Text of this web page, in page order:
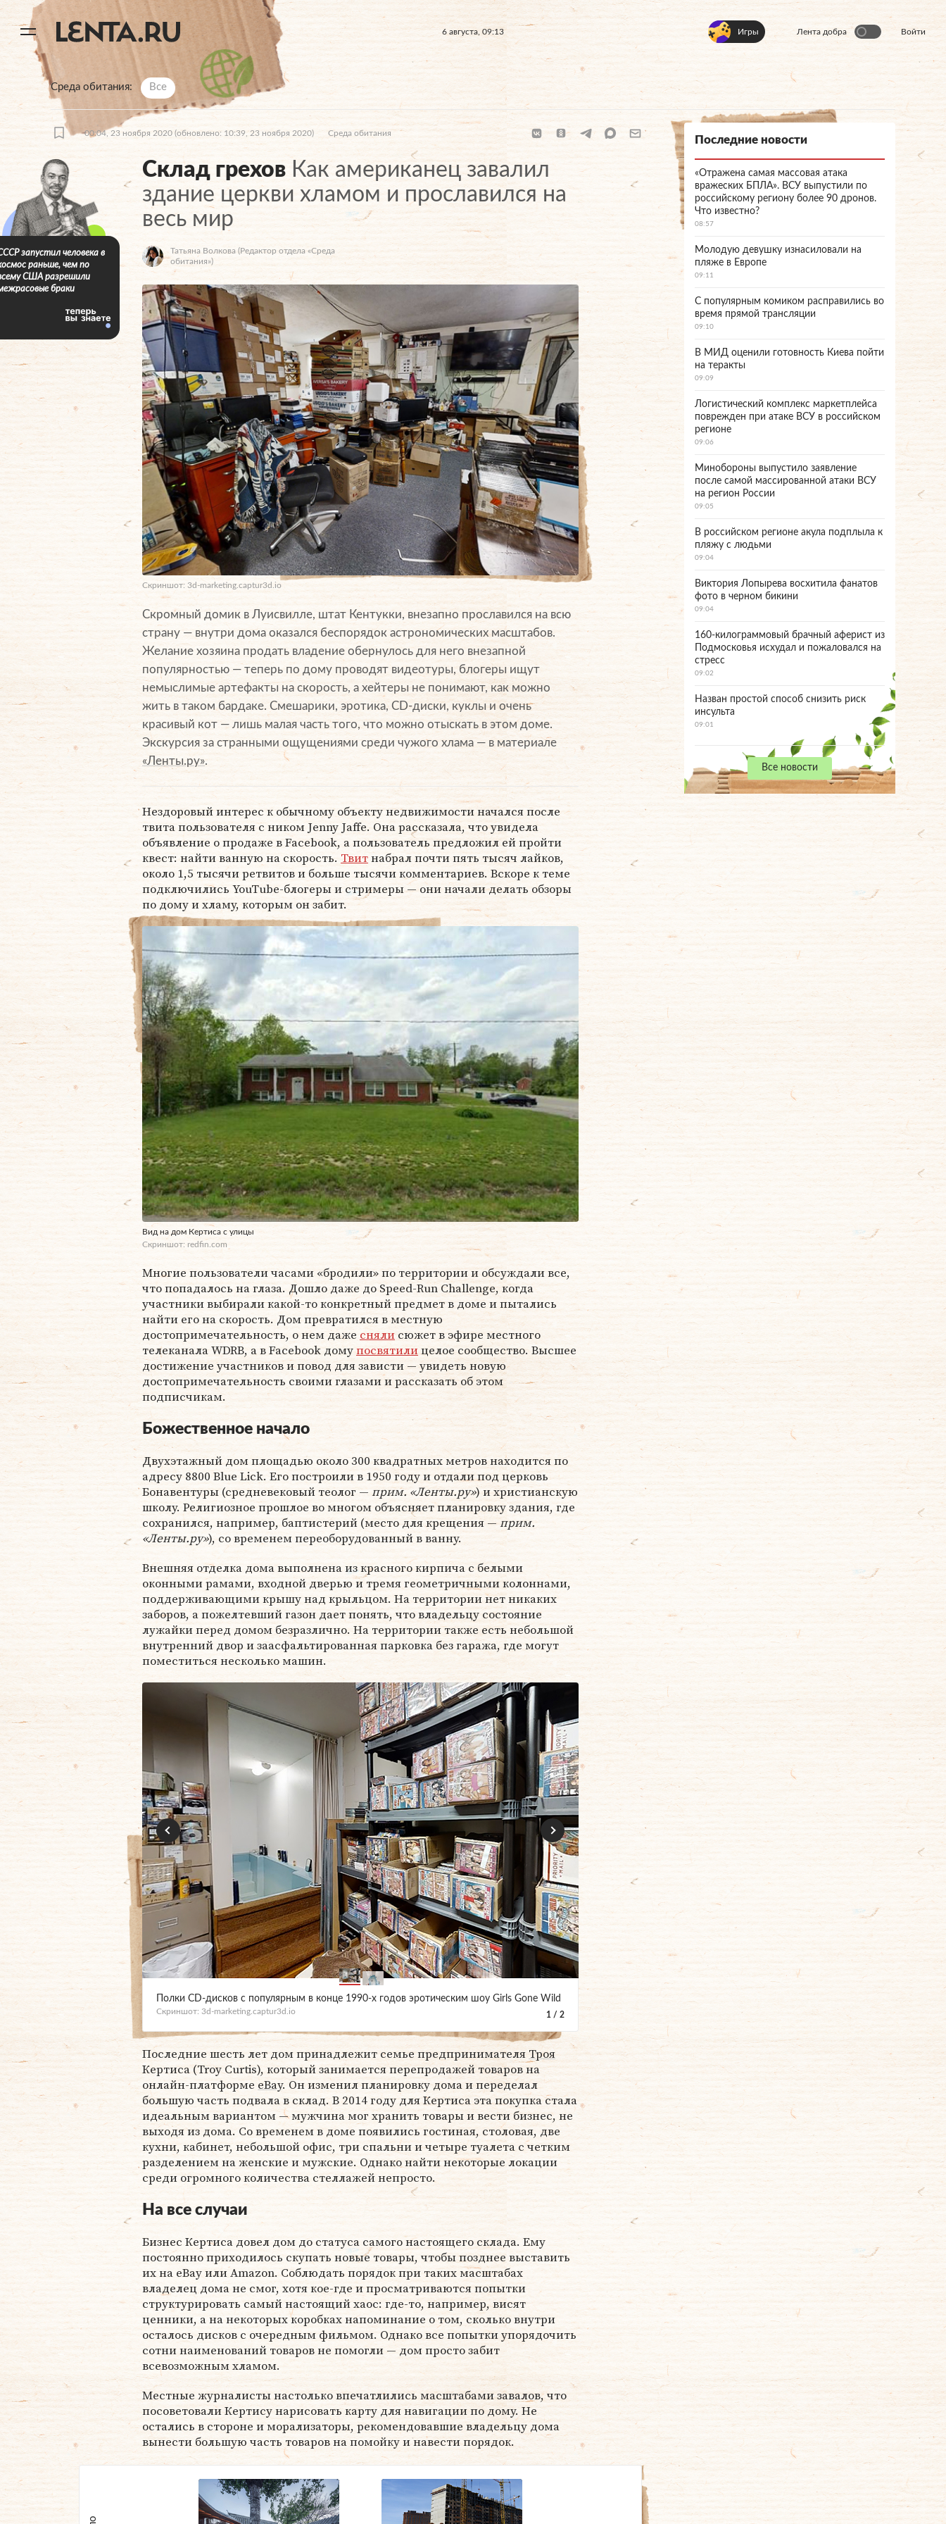
6 августа, 09:13 Игры Лента добра Войти
Среда обитания Все
00:04, 23 ноября 2020 (обновлено: 10:39, 23 ноября 2020) Среда обитания
Склад грехов Как американец завалил
здание церкви хламом и прославился на
весь мир
Татьяна Волкова (Редактор отдела «Среда
обитания»)
Скриншот: 3d-marketing.captur3d.io
Скромный домик в Луисвилле, штат Кентукки, внезапно прославился на всю
страну — внутри дома оказался беспорядок астрономических масштабов.
Желание хозяина продать владение обернулось для него внезапной
популярностью — теперь по дому проводят видеотуры, блогеры ищут
немыслимые артефакты на скорость, а хейтеры не понимают, как можно
жить в таком бардаке. Смешарики, эротика, CD-диски, куклы и очень
красивый кот — лишь малая часть того, что можно отыскать в этом доме.
Экскурсия за странными ощущениями среди чужого хлама — в материале
«Ленты.ру».
Нездоровый интерес к обычному объекту недвижимости начался после
твита пользователя с ником Jenny Jaffe. Она рассказала, что увидела
объявление о продаже в Facebook, а пользователь предложил ей пройти
квест: найти ванную на скорость. Твитнабрал почти пять тысяч лайков,
около 1,5 тысячи ретвитов и больше тысячи комментариев. Вскоре к теме
подключились YouTube-блогеры и стримеры — они начали делать обзоры
по дому и хламу, которым он забит.
Вид на дом Кертиса с улицы
Скриншот: redfin.com
Многие пользователи часами «бродили» по территории и обсуждали все,
что попадалось на глаза. Дошло даже до Speed-Run Challenge, когда
участники выбирали какой-то конкретный предмет в доме и пытались
найти его на скорость. Дом превратился в местную
достопримечательность, о нем даже снялисюжет в эфире местного
телеканала WDRB, а в Facebook домупосвятилицелое сообщество. Высшее
достижение участников и повод для зависти — увидеть новую
достопримечательность своими глазами и рассказать об этом
подписчикам.
Божественное начало
Двухэтажный дом площадью около 300 квадратных метров находится по
адресу 8800 Blue Lick. Его построили в 1950 году и отдали под церковь
Бонавентуры (средневековый теолог — прим. «Ленты.ру») и христианскую
школу. Религиозное прошлое во многом объясняет планировку здания, где
сохранился, например, баптистерий (место для крещения —прим.
«Ленты.ру»), со временем переоборудованный в ванну.
Внешняя отделка дома выполнена из красного кирпича с белыми
оконными рамами, входной дверью и тремя геометричными колоннами,
поддерживающими крышу над крыльцом. На территории нет никаких
заборов, а пожелтевший газон дает понять, что владельцу состояние
лужайки перед домом безразлично. На территории также есть небольшой
внутренний двор и заасфальтированная парковка без гаража, где могут
поместиться несколько машин.
1 / 2
Полки CD-дисков с популярным в конце 1990-х годов эротическим шоу Girls Gone Wild
Скриншот: 3d-marketing.captur3d.io
Последние шесть лет дом принадлежит семье предпринимателя Троя
Кертиса (Troy Curtis), который занимается перепродажей товаров на
онлайн-платформе eBay. Он изменил планировку дома и переделал
большую часть подвала в склад. В 2014 году для Кертиса эта покупка стала
идеальным вариантом — мужчина мог хранить товары и вести бизнес, не
выходя из дома. Со временем в доме появились гостиная, столовая, две
кухни, кабинет, небольшой офис, три спальни и четыре туалета с четким
разделением на женские и мужские. Однако найти некоторые локации
среди огромного количества стеллажей непросто.
На все случаи
Бизнес Кертиса довел дом до статуса самого настоящего склада. Ему
постоянно приходилось скупать новые товары, чтобы позднее выставить
их на eBay или Amazon. Соблюдать порядок при таких масштабах
владелец дома не смог, хотя кое-где и просматриваются попытки
структурировать самый настоящий хаос: где-то, например, висят
ценники, а на некоторых коробках напоминание о том, сколько внутри
осталось дисков с очередным фильмом. Однако все попытки упорядочить
сотни наименований товаров не помогли — дом просто забит
всевозможным хламом.
Местные журналисты настолько впечатлились масштабами завалов, что
посоветовали Кертису нарисовать карту для навигации по дому. Не
остались в стороне и морализаторы, рекомендовавшие владельцу дома
вынести большую часть товаров на помойку и навести порядок.
запустил человека в
раньше, чем по
США разрешили
браки
Последние новости
«Отражена самая массовая атака
вражеских БПЛА». ВСУ выпустили по
российскому региону более 90 дронов.
Что известно?
08:57
Молодую девушку изнасиловали на
пляже в Европе
09:11
С популярным комиком расправились во
время прямой трансляции
09:10
В МИД оценили готовность Киева пойти
на теракты
09:09
Логистический комплекс маркетплейса
поврежден при атаке ВСУ в российском
регионе
09:06
Минобороны выпустило заявление
после самой массированной атаки ВСУ
на регион России
09:05
В российском регионе акула подплыла к
пляжу с людьми
09:04
Виктория Лопырева восхитила фанатов
фото в черном бикини
09:04
160-килограммовый брачный аферист из
Подмосковья исхудал и пожаловался на
стресс
09:02
Назван простой способ снизить риск
инсульта
09:01
Все новости